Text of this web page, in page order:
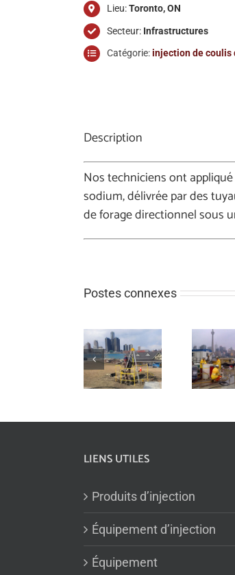
Lieu:Toronto, ON
Secteur: Infrastructures
Catégorie:injection de coulis
Description
Nos techniciens ont
sodium, délivrée par des
de forage directionnel sous
Postes connexes
Programme de
stabilisation
des sols à l’aide
LIENS UTILES
Produits d’injection
Équipement d’injection
Équipement